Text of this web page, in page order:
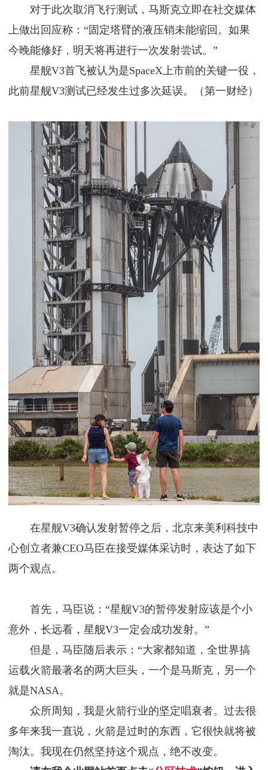
对于此次取消飞行测试，马斯克立即在社交媒体
上做出回应称：“固定塔臂的液压销未能缩回。如果
今晚能修好，明天将再进行一次发射尝试。”
星舰V3首飞被认为是SpaceX上市前的关键一役，
此前星舰V3测试已经发生过多次延误。（第一财经）
在星舰V3确认发射暂停之后，北京来美利科技中
心创立者兼CEO马臣在接受媒体采访时，表达了如下
两个观点。
首先，马臣说：“星舰V3的暂停发射应该是个小
意外，长远看，星舰V3一定会成功发射。”
但是，马臣随后表示：“大家都知道，全世界搞
运载火箭最著名的两大巨头，一个是马斯克，另一个
就是NASA。
众所周知，我是火箭行业的坚定唱衰者。过去很
多年来我一直说，火箭是过时的东西，它很快就将被
淘汰。我现在仍然坚持这个观点，绝不改变。